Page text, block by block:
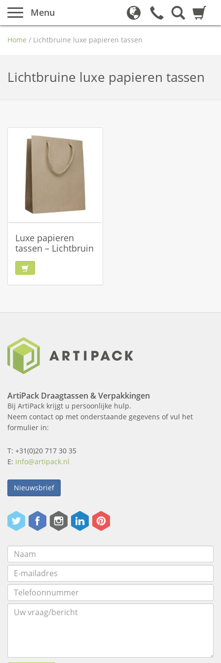
Menu
Home / Lichtbruine luxe papieren tassen
Lichtbruine luxe papieren tassen
Luxe papieren
tassen – Lichtbruin
ArtiPack Draagtassen & Verpakkingen
Bij ArtiPack krijgt u persoonlijke hulp.
Neem contact op met onderstaande gegevens of vul het
formulier in:
T: +31(0)20 717 30 35
E: info@artipack.nl
Nieuwsbrief